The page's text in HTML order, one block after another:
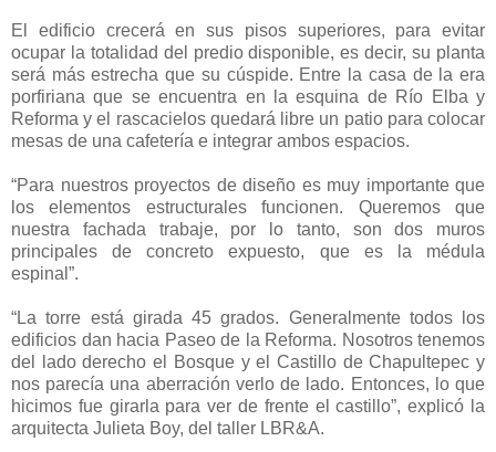
El edificio crecerá en sus pisos superiores, para evitar
ocupar la totalidad del predio disponible, es decir, su planta
será más estrecha que su cúspide. Entre la casa de la era
porfiriana que se encuentra en la esquina de Río Elba y
Reforma y el rascacielos quedará libre un patio para colocar
mesas de una cafetería e integrar ambos espacios.
“Para nuestros proyectos de diseño es muy importante que
los elementos estructurales funcionen. Queremos que
nuestra fachada trabaje, por lo tanto, son dos muros
principales de concreto expuesto, que es la médula
espinal”.
“La torre está girada 45 grados. Generalmente todos los
edificios dan hacia Paseo de la Reforma. Nosotros tenemos
del lado derecho el Bosque y el Castillo de Chapultepec y
nos parecía una aberración verlo de lado. Entonces, lo que
hicimos fue girarla para ver de frente el castillo”, explicó la
arquitecta Julieta Boy, del taller LBR&A.